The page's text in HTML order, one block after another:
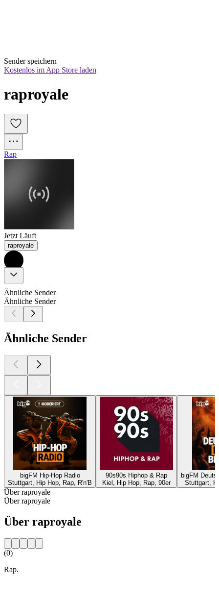
Sender speichern
Kostenlos im App Store laden
raproyale
Rap
Jetzt Läuft
raproyale
Ähnliche Sender
Ähnliche Sender
Ähnliche Sender
bigFM Hip-Hop Radio
Stuttgart, Hip Hop, Rap, R'n'B
90s90s Hiphop & Rap
Kiel, Hip Hop, Rap, 90er
bigFM
Stuttgart,
Über raproyale
Über raproyale
Über raproyale
(0)
Rap.